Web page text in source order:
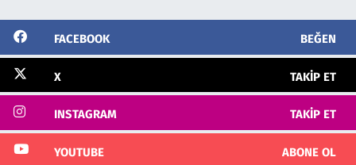
FACEBOOK BEĞEN
X TAKIP ET
INSTAGRAM TAKIP ET
YOUTUBE ABONE OL